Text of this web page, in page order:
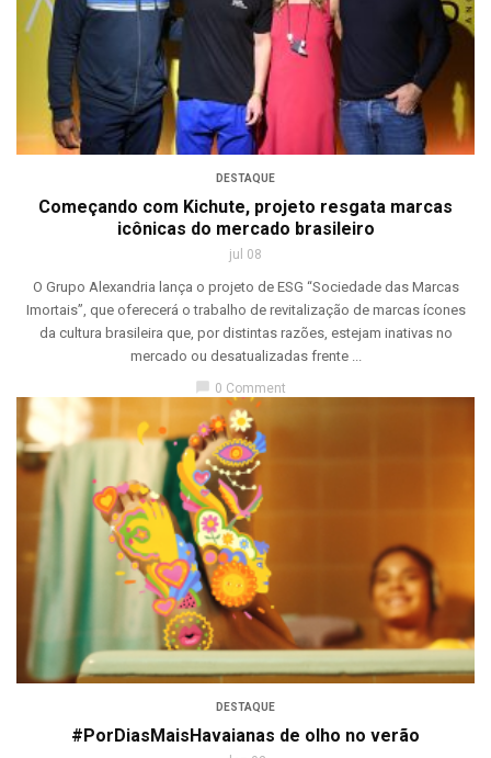
DESTAQUE
Começando com Kichute, projeto resgata marcas
icônicas do mercado brasileiro
jul 08
O Grupo Alexandria lança o projeto de ESG “Sociedade das Marcas
Imortais”, que oferecerá o trabalho de revitalização de marcas ícones
da cultura brasileira que, por distintas razões, estejam inativas no
mercado ou desatualizadas frente ...
chat_bubble 0 Comment
DESTAQUE
#PorDiasMaisHavaianas de olho no verão